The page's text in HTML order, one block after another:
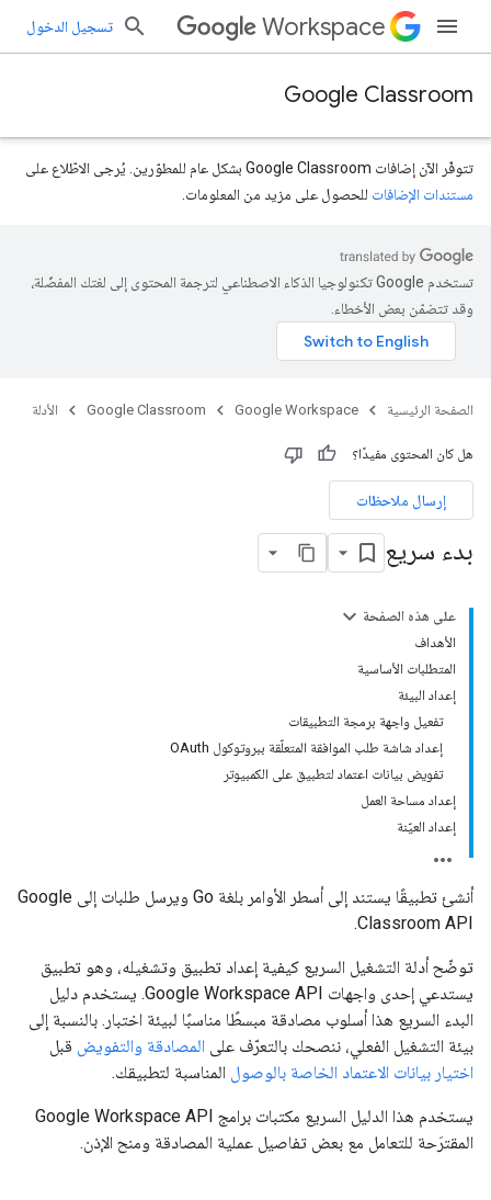
Workspace تسجيل الدخول
Google Classroom
تتوفّر الآن إضافات Google Classroom بشكل عام للمطوّرين. يُرجى الاطّلاع على
مستندات الإضافات للحصول على مزيد من المعلومات.
تستخدم Google تكنولوجيا الذكاء الاصطناعي لترجمة المحتوى إلى لغتك المفضّلة،
وقد تتضمّن بعض الأخطاء.
الصفحة الرئيسية Google Workspace
Google Classroom الأدلة
هل كان المحتوى مفيدًا؟
إرسال ملاحظات
بدء سريع
على هذه الصفحة
الأهداف
المتطلبات الأساسية
إعداد البيئة
تفعيل واجهة برمجة التطبيقات
إعداد شاشة طلب الموافقة المتعلّقة ببروتوكول OAuth
تفويض بيانات اعتماد لتطبيق على الكمبيوتر
إعداد مساحة العمل
إعداد العيّنة
أنشئ تطبيقًا يستند إلى أسطر الأوامر بلغة Go ويرسل طلبات إلى Google
Classroom API.
توضّح أدلة التشغيل السريع كيفية إعداد تطبيق وتشغيله، وهو تطبيق
يستدعي إحدى واجهات Google Workspace API. يستخدم دليل
البدء السريع هذا أسلوب مصادقة مبسطًا مناسبًا لبيئة اختبار. بالنسبة إلى
بيئة التشغيل الفعلي، ننصحك بالتعرّف على المصادقة والتفويض قبل
اختيار بيانات الاعتماد الخاصة بالوصول المناسبة لتطبيقك.
يستخدم هذا الدليل السريع مكتبات برامج Google Workspace API
المقترَحة للتعامل مع بعض تفاصيل عملية المصادقة ومنح الإذن.